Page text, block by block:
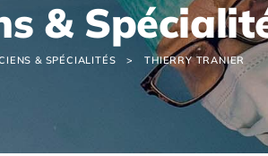
&
& SPÉCIALITÉS THIERRY TRANIER